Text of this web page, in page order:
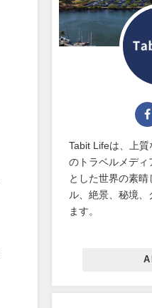
Tabit Lifeは、上
のトラベルメディ
とした世界の素
ル、絶景、秘境、
ます。